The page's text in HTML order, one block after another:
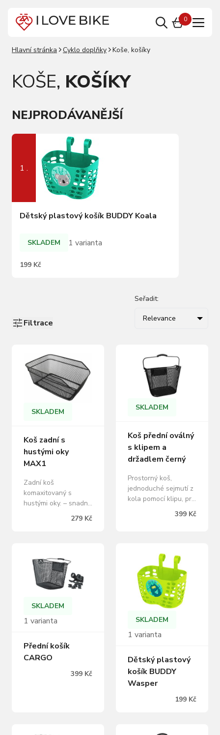
0
Hlavní stránka Cyklo doplňky Koše, košíky
KOŠE, KOŠÍKY
NEJPRODÁVANĚJŠÍ
1 .
Dětský plastový košík BUDDY Koala
SKLADEM 1 varianta
199 Kč
Filtrace
Seřadit:
Relevance
SKLADEM
Koš zadní s
hustými oky
MAX1
Zadní koš
komaxitovaný s
hustými oky. – snadná
montáž na nosič
pomocí přiloženého
vázacích pásků
(pásky nejsou
součástí koše) –
cm (š×d×hl) – nosnost
dle použitého nosiče
279 Kč
SKLADEM
Koš přední oválný
s klipem a
držadlem černý
Prostorný koš,
jednoduché sejmutí z
kola pomocí klipu, pro
řidítka 22,2 – 31,8
399 Kč
SKLADEM
1 varianta
Přední košík
CARGO
399 Kč
SKLADEM
1 varianta
Dětský plastový
košík BUDDY
Wasper
199 Kč